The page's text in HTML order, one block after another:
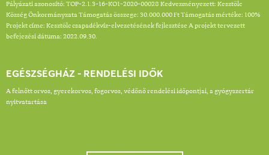
Pályázati azonosító: TOP-2.1.3-16-KO1-2020-00028 Kedvezményezett: Kesztölc
Község Önkormányzata Támogatás összege: 30.000.000 Ft Támogatás mértéke: 100%
Projekt címe: Kesztölc csapadékvíz-elvezetésének fejlesztése A projekt tervezett
befejezési dátuma: 2022.09.30.
EGÉSZSÉGHÁZ - RENDELÉSI IDŐK
A felnőtt orvos, gyerekorvos, fogorvos, védőnő rendelési időpontjai, a gyógyszertár
nyitvatartása